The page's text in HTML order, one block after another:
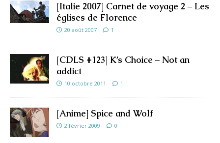
[Italie 2007] Carnet de voyage 2 – Les
églises de Florence
20 août 2007 1
[CDLS #123] K’s Choice – Not an
addict
10 octobre 2011 1
[Anime] Spice and Wolf
2 février 2009 0